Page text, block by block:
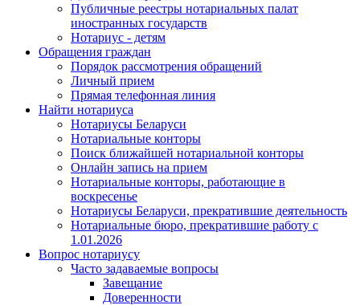
Публичные реестры нотариальных палат
иностранных государств
Нотариус - детям
Обращения граждан
Порядок рассмотрения обращений
Личный прием
Прямая телефонная линия
Найти нотариуса
Нотариусы Беларуси
Нотариальные конторы
Поиск ближайшей нотариальной конторы
Онлайн запись на прием
Нотариальные конторы, работающие в
воскресенье
Нотариусы Беларуси, прекратившие деятельность
Нотариальные бюро, прекратившие работу с
1.01.2026
Вопрос нотариусу
Часто задаваемые вопросы
Завещание
Доверенности